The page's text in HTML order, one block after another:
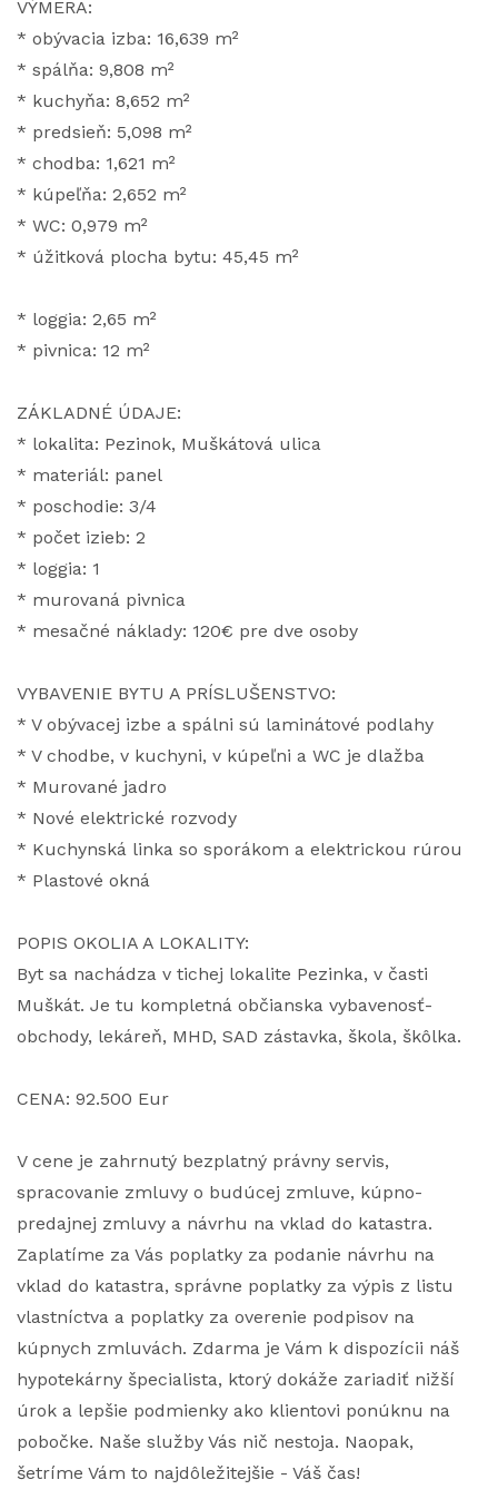
VÝMERA:
* obývacia izba: 16,639 m²
* spálňa: 9,808 m²
* kuchyňa: 8,652 m²
* predsieň: 5,098 m²
* chodba: 1,621 m²
* kúpeľňa: 2,652 m²
* WC: 0,979 m²
* úžitková plocha bytu: 45,45 m²
* loggia: 2,65 m²
* pivnica: 12 m²
ZÁKLADNÉ ÚDAJE:
* lokalita: Pezinok, Muškátová ulica
* materiál: panel
* poschodie: 3/4
* počet izieb: 2
* loggia: 1
* murovaná pivnica
* mesačné náklady: 120€ pre dve osoby
VYBAVENIE BYTU A PRÍSLUŠENSTVO:
* V obývacej izbe a spálni sú laminátové podlahy
* V chodbe, v kuchyni, v kúpeľni a WC je dlažba
* Murované jadro
* Nové elektrické rozvody
* Kuchynská linka so sporákom a elektrickou rúrou
* Plastové okná
POPIS OKOLIA A LOKALITY:
Byt sa nachádza v tichej lokalite Pezinka, v časti
Muškát. Je tu kompletná občianska vybavenosť-
obchody, lekáreň, MHD, SAD zástavka, škola, škôlka.
CENA: 92.500 Eur
V cene je zahrnutý bezplatný právny servis,
spracovanie zmluvy o budúcej zmluve, kúpno-
predajnej zmluvy a návrhu na vklad do katastra.
Zaplatíme za Vás poplatky za podanie návrhu na
vklad do katastra, správne poplatky za výpis z listu
vlastníctva a poplatky za overenie podpisov na
kúpnych zmluvách. Zdarma je Vám k dispozícii náš
hypotekárny špecialista, ktorý dokáže zariadiť nižší
úrok a lepšie podmienky ako klientovi ponúknu na
pobočke. Naše služby Vás nič nestoja. Naopak,
šetríme Vám to najdôležitejšie - Váš čas!